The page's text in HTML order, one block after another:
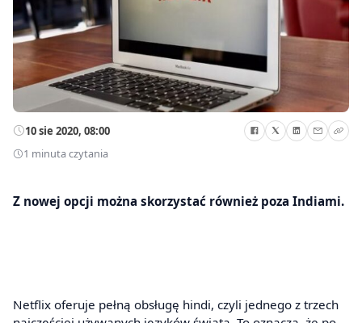
10 sie 2020, 08:00
1 minuta czytania
Z nowej opcji można skorzystać również poza Indiami.
Netflix oferuje pełną obsługę hindi, czyli jednego z trzech